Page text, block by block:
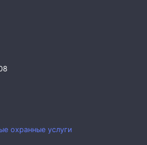
охранные услуги